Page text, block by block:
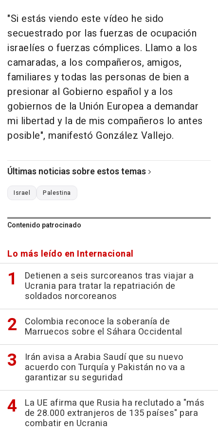
"Si estás viendo este vídeo he sido
secuestrado por las fuerzas de ocupación
israelíes o fuerzas cómplices. Llamo a los
camaradas, a los compañeros, amigos,
familiares y todas las personas de bien a
presionar al Gobierno español y a los
gobiernos de la Unión Europea a demandar
mi libertad y la de mis compañeros lo antes
posible", manifestó González Vallejo.
Últimas noticias sobre estos temas
Israel Palestina
Contenido patrocinado
Lo más leído en Internacional
Detienen a seis surcoreanos tras viajar a
Ucrania para tratar la repatriación de
soldados norcoreanos
Colombia reconoce la soberanía de
Marruecos sobre el Sáhara Occidental
Irán avisa a Arabia Saudí que su nuevo
acuerdo con Turquía y Pakistán no va a
garantizar su seguridad
La UE afirma que Rusia ha reclutado a "más
de 28.000 extranjeros de 135 países" para
combatir en Ucrania